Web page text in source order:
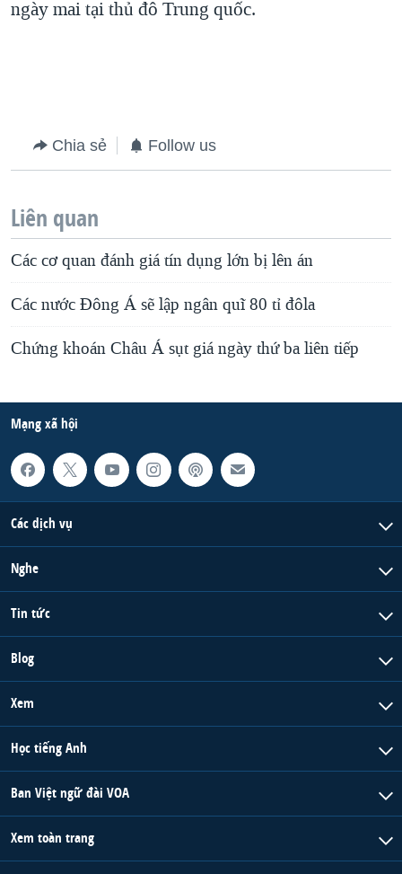
ngày mai tại thủ đô Trung quốc.
Chia sẻ Follow us
Liên quan
Các cơ quan đánh giá tín dụng lớn bị lên án
Các nước Đông Á sẽ lập ngân quĩ 80 tỉ đôla
Chứng khoán Châu Á sụt giá ngày thứ ba liên tiếp
Mạng xã hội
Các dịch vụ
Nghe
Tin tức
Blog
Xem
Học tiếng Anh
Ban Việt ngữ đài VOA
Xem toàn trang